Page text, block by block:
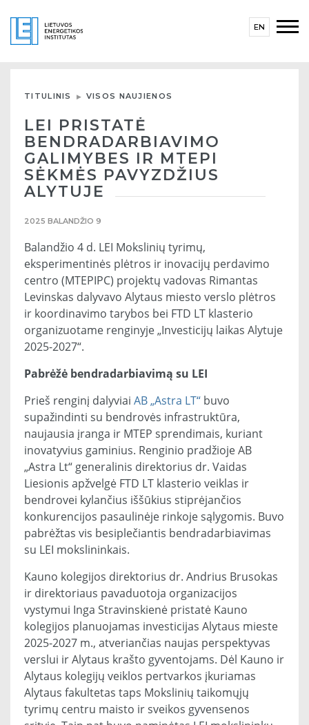
EN
TITULINIS VISOS NAUJIENOS
LEI PRISTATĖ
BENDRADARBIAVIMO
GALIMYBES IR MTEPI
SĖKMĖS PAVYZDŽIUS
ALYTUJE
2025 BALANDŽIO 9
Balandžio 4 d. LEI Mokslinių tyrimų,
eksperimentinės plėtros ir inovacijų perdavimo
centro (MTEPIPC) projektų vadovas Rimantas
Levinskas dalyvavo Alytaus miesto verslo plėtros
ir koordinavimo tarybos bei FTD LT klasterio
organizuotame renginyje „Investicijų laikas Alytuje
2025-2027“.
Pabrėžė bendradarbiavimą su LEI
Prieš renginį dalyviai AB „Astra LT“ buvo
supažindinti su bendrovės infrastruktūra,
naujausia įranga ir MTEP sprendimais, kuriant
inovatyvius gaminius. Renginio pradžioje AB
„Astra Lt“ generalinis direktorius dr. Vaidas
Liesionis apžvelgė FTD LT klasterio veiklas ir
bendrovei kylančius iššūkius stiprėjančios
konkurencijos pasaulinėje rinkoje sąlygomis. Buvo
pabrėžtas vis besiplečiantis bendradarbiavimas
su LEI mokslininkais.
Kauno kolegijos direktorius dr. Andrius Brusokas
ir direktoriaus pavaduotoja organizacijos
vystymui Inga Stravinskienė pristatė Kauno
kolegijos planuojamas investicijas Alytaus mieste
2025-2027 m., atveriančias naujas perspektyvas
verslui ir Alytaus krašto gyventojams. Dėl Kauno ir
Alytaus kolegijų veiklos pertvarkos įkuriamas
Alytaus fakultetas taps Mokslinių taikomųjų
tyrimų centru maisto ir sveikos gyvensenos